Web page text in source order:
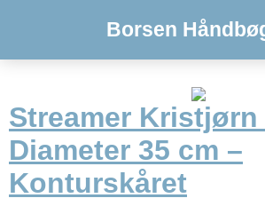
Borsen
Streamer
Diameter 35 cm –
Konturskåret